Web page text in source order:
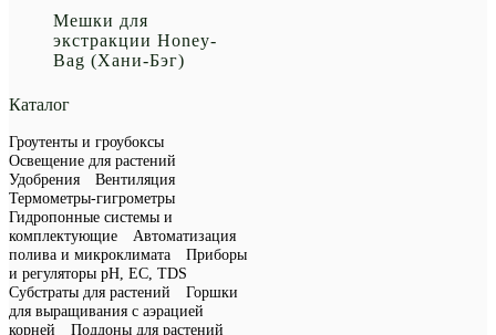
Мешки для
экстракции Honey-
Bag (Хани-Бэг)
Каталог
Гроутенты и гроубоксы
Освещение для растений
Удобрения
Вентиляция
Термометры-гигрометры
Гидропонные системы и
комплектующие
Автоматизация
полива и микроклимата
Приборы
и регуляторы рН, EC, TDS
Субстраты для растений
Горшки
для выращивания с аэрацией
корней
Поддоны для растений